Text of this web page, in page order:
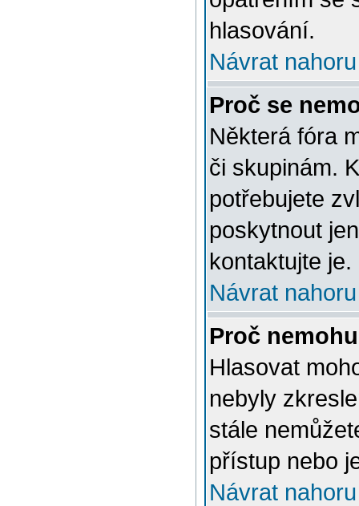
hlasování.
Návrat nahoru
Proč se
Některá fóra
či skupinám.
potřebujete
poskytnout
kontaktujte je.
Návrat nahoru
Proč
Hlasovat
nebyly
stále
přístup nebo
Návrat nahoru